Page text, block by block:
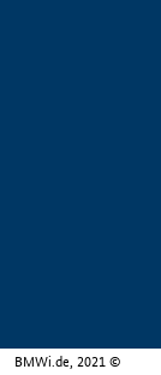
BMWi.de, 2021 ©